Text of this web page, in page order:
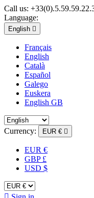
Call us:
Language:
English 
Français
English
Català
Español
Galego
Euskera
English GB
Currency: EUR € 
EUR €
GBP £
USD $